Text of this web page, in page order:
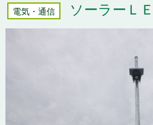
電気・通信 ソーラーＬ